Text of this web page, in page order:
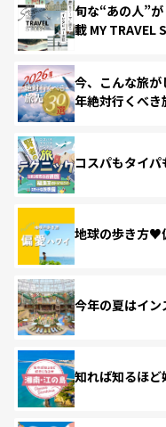
旬な“あの人”
載 MY TRAVEL
今、こんな旅
年絶対行くべき
コスパもタイ
地球の歩き方♥
今年の夏はイン
知れば知るほ